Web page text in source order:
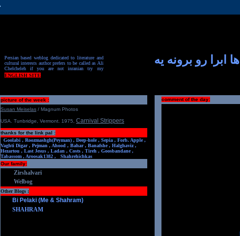
Persian based weblog dedicated to literature and
cultural interests author prefers to be called as Ali
Chelcheleh if you are not inranian try my
ENGLISH SITE
ها ابرا رو برونه یه
comment of the day:
picture of the week :
Susan Meiselas / Magnum Photos
USA. Tunbridge, Vermont. 1975 Carnival Strippers
thanks for the link pal :
Goolabi , Roozmashgh(Peyman) , Deep-hole , Sepia , Forb. Apple ,
Vaghti Digar , Pejman , Ahood , Bahar , Banafshe , Halghaviz ,
Hezartou , Last Jesus , Ladan , Costs , Tireh , Goosbandane ,
Tabassom , Aroosak1382 ,
Shahrehichkas
Our family:
Zirshalvari
Welbog
Other Blogs :
Bi Pelaki (Me & Shahram)
SHAHRAM